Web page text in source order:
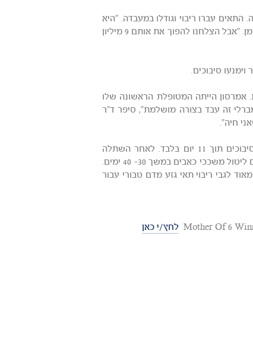
עברו ריבוי וגודלו במעבדה. "היא
החלה עם 9 מיליון תאים במנת הדם, וזו מנת דם טבורי גדולה", סיפר ד"ר גוטמן. "אבל הצלחנו להפוך את אותם 9 מיליון
סיבוכים.
אמרסון הייתה המטופלת הראשונה שלו
"במקרה של קימברלי זה עבד בצורה מושלמת", סיפר ד"ר
חיה".
אמרסון היא מקרה מדהים, משום שהיא התאוששה כמעט ללא תלונות וסיבוכים תוך 11 יום בלבד. לאחר השתלה
רגילה של תאי גזע מדם טבורי, חולים רבים ממשיכים לשכב במיטה ונאלצים ליטול משככי כאבים במשך 30- 40 ימים.
לגבי ריבוי תאי גזע מדם טבורי עבור
לחץ/י כאן